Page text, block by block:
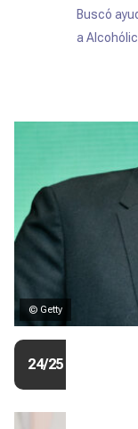
Buscó
a
© Getty
24/25